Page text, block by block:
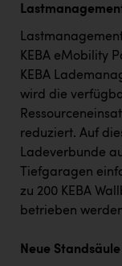
KEBA eMobility
KEBA
wird die
reduziert. Auf
Ladeverbunde
Tiefgaragen
zu 200 KEBA
betrieben
Neue